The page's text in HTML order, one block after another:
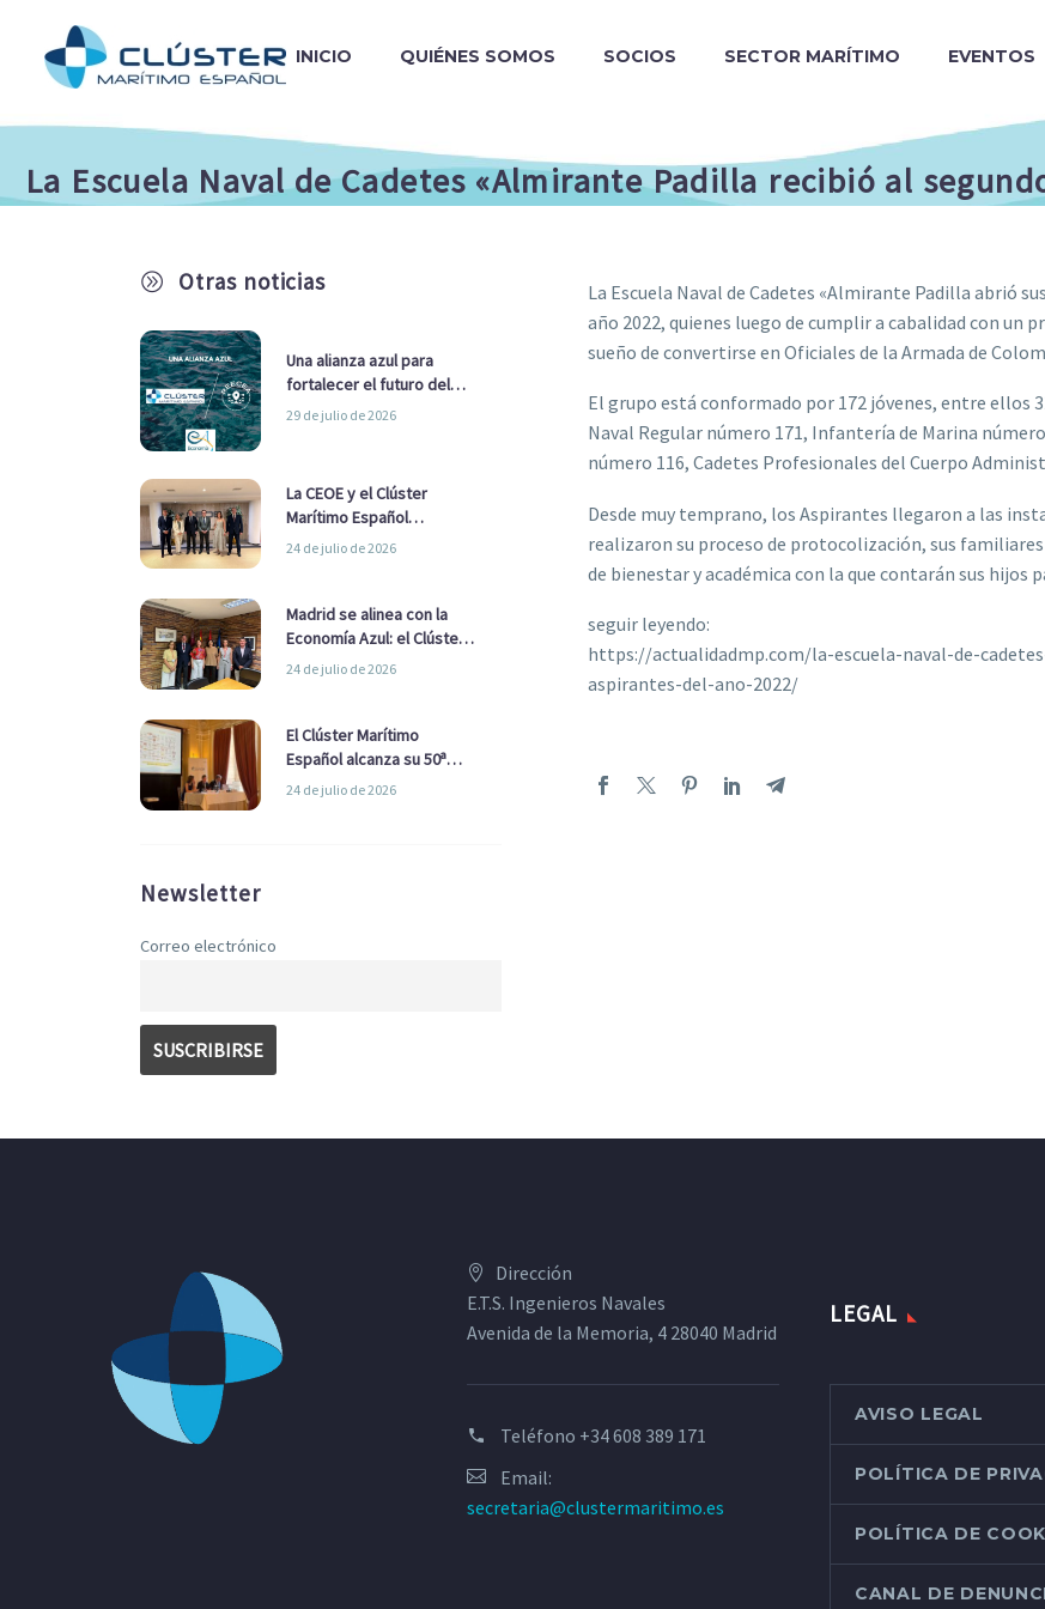
INICIO QUIÉNES SOMOS SOCIOS SECTOR MARÍTIMO EVENTOS
La Escuela Naval de Cadetes «Almirante Padilla recibió al
A Otras noticias
Una alianza azul para
fortalecer el futuro del
sector marítimo
29 de julio de 2026
La CEOE y el Clúster
Marítimo Español
refuerzan su alianza para
24 de julio de 2026
Madrid se alinea con la
Economía Azul: el Clúster
Marítimo Español y la Real
Ayuntamiento
24 de julio de 2026
El Clúster Marítimo
Español alcanza su 50ª
Asamblea reafirmando su
24 de julio de 2026
Newsletter
Correo electrónico
La Escuela Naval de Cadetes «Almirante Padilla abrió
año 2022, quienes luego de cumplir a cabalidad con un
sueño de convertirse en Oficiales de la Armada de
El grupo está conformado por 172 jóvenes, entre ellos
Naval Regular número 171, Infantería de Marina
número 116, Cadetes Profesionales del Cuerpo
Desde muy temprano, los Aspirantes llegaron a las
realizaron su proceso de protocolización, sus
de bienestar y académica con la que contarán sus
seguir leyendo:
https://actualidadmp.com/la-escuela-naval-de-
aspirantes-del-ano-2022/
Dirección
E.T.S. Ingenieros Navales
Avenida de la Memoria, 4 28040 Madrid
Teléfono +34 608 389 171
Email:
secretaria@clustermaritimo.es
LEGAL
AVISO LEGAL
POLÍTICA DE
POLÍTICA DE
CANAL DE